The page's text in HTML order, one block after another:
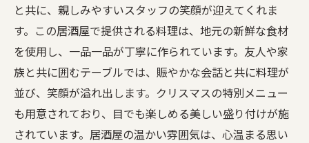
特別なクリスマスを迎える松竹町の居酒屋
の魅力
居酒屋で過ごす松竹町のクリスマスの特別
なひととき
松竹町の居酒屋で味わう特別なクリスマス
の夜
と共に、親しみやすいスタッフの笑顔が迎えてくれま
す。この居酒屋で提供される料理は、地元の新鮮な食材
を使用し、一品一品が丁寧に作られています。友人や家
族と共に囲むテーブルでは、賑やかな会話と共に料理が
並び、笑顔が溢れ出します。クリスマスの特別メニュー
も用意されており、目でも楽しめる美しい盛り付けが施
されています。居酒屋の温かい雰囲気は、心温まる思い